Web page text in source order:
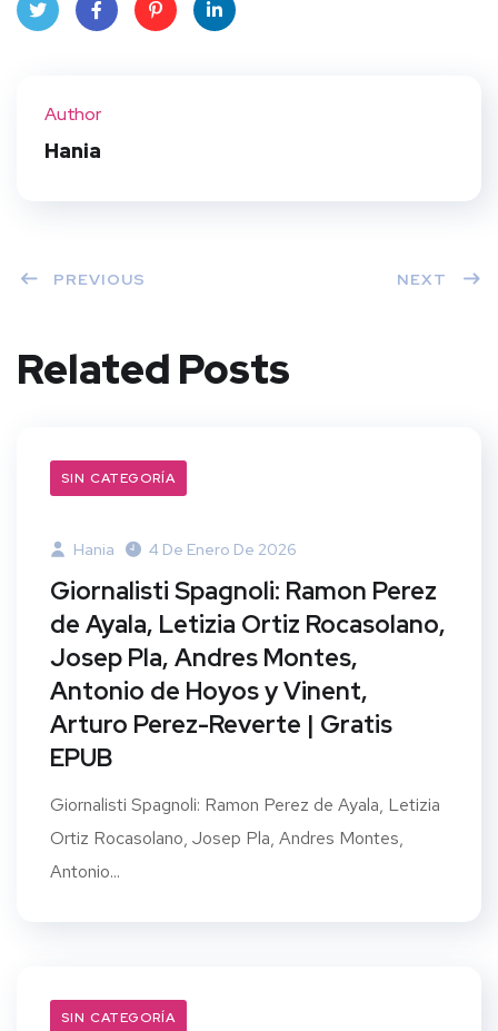
Author
Hania
PREVIOUS NEXT
Related Posts
SIN CATEGORÍA
Hania 4 De Enero De 2026
Giornalisti Spagnoli: Ramon Perez
de Ayala, Letizia Ortiz Rocasolano,
Josep Pla, Andres Montes,
Antonio de Hoyos y Vinent,
Arturo Perez-Reverte | Gratis
EPUB
Giornalisti Spagnoli: Ramon Perez de Ayala, Letizia
Ortiz Rocasolano, Josep Pla, Andres Montes,
Antonio...
SIN CATEGORÍA